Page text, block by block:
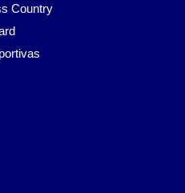
Country